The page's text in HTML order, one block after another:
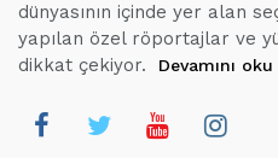
dünyasının içinde yer alan
yapılan özel röportajlar ve
dikkat çekiyor.
Devamını oku